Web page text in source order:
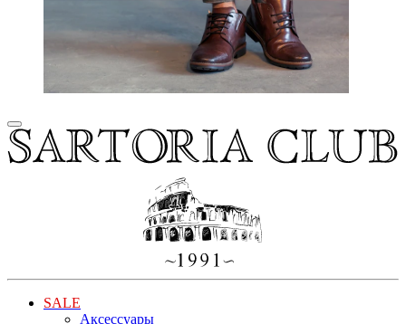
SALE
Аксессуары